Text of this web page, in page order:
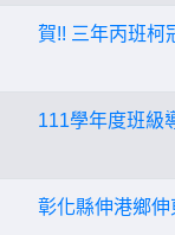
賀!! 三年丙班柯
111學年度班級
彰化縣伸港鄉